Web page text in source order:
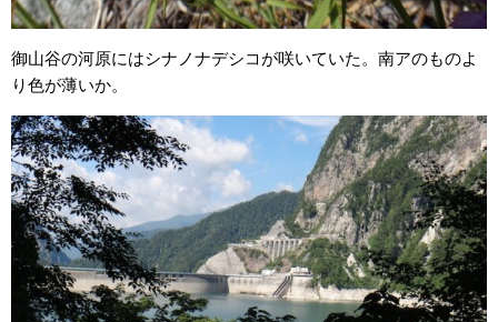
御山谷の河原にはシナノナデシコが咲いていた。南アのものよ
り色が薄いか。